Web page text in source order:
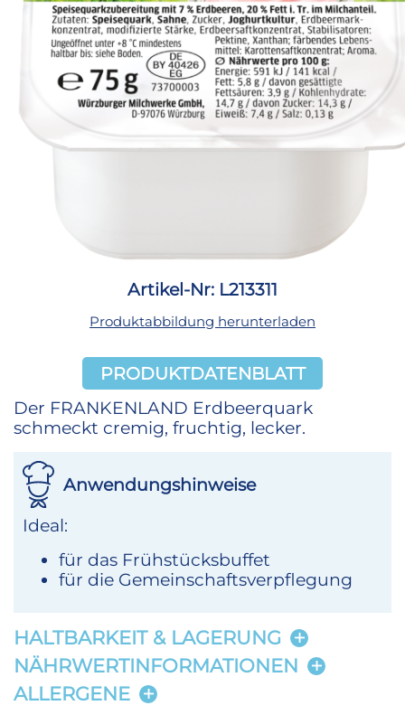
Artikel-Nr: L213311
Produktabbildung herunterladen
PRODUKTDATENBLATT
Der FRANKENLAND Erdbeerquark
schmeckt cremig, fruchtig, lecker.
Anwendungshinweise
Ideal:
für das Frühstücksbuffet
für die Gemeinschaftsverpflegung
HALTBARKEIT & LAGERUNG
NÄHRWERTINFORMATIONEN
ALLERGENE